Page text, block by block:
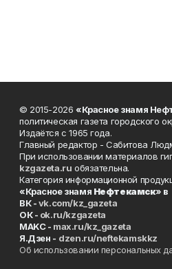
© 2015-2026 «Красное знамя
политическая газета городского
Издаётся с 1965 года.
Главный редактор - Сабитова
При использовании материалов
kzgazeta.ru обязательна.
Категория информационной
«Красное знамя Нефтекамск» в
ВК -vk.com/kz_gazeta
ОК - ok.ru/kzgazeta
MAKC - max.ru/kz_gazeta
Я.Дзен - dzen.ru/neftekamskkz
Об использовании персональных